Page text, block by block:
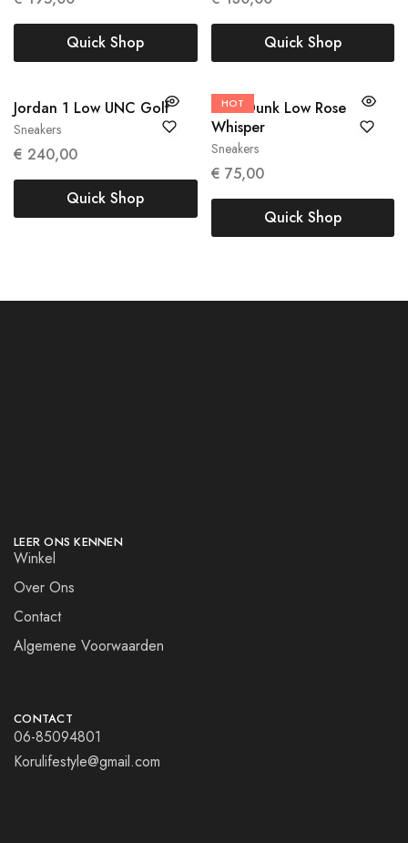
Quick Shop Quick Shop
Sneakers
Jordan 1 Low UNC Golf
€ 240,00
40.5 44
Quick Shop
HOT
Sneakers
Nike Dunk Low Rose
Whisper
€ 75,00
Quick Shop
LEER ONS KENNEN
Winkel
Over Ons
Contact
Algemene Voorwaarden
CONTACT
06-85094801
Korulifestyle@gmail.com